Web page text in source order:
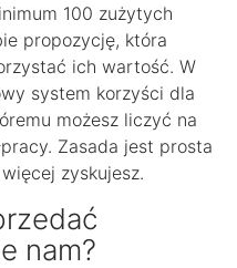
100 zużytych
propozycję, która
ich wartość. W
system korzyści dla
możesz liczyć na
Zasada jest prosta
zyskujesz.
nam?